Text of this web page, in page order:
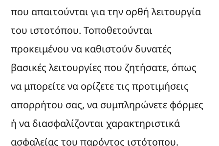
που απαιτούνται για την ορθή λειτουργία
του ιστοτόπου. Τοποθετούνται
προκειμένου να καθιστούν δυνατές
βασικές λειτουργίες που ζητήσατε, όπως
να μπορείτε να ορίζετε τις προτιμήσεις
απορρήτου σας, να συμπληρώνετε φόρμες
ή να διασφαλίζονται χαρακτηριστικά
ασφαλείας του παρόντος ιστότοπου.